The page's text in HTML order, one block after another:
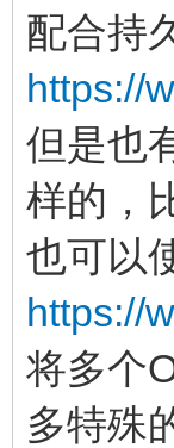
配合持
https://
但是也
样的，
也可以
https://
将多个
多特殊